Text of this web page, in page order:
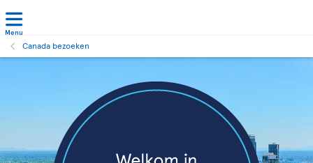
Menu
Canada bezoeken